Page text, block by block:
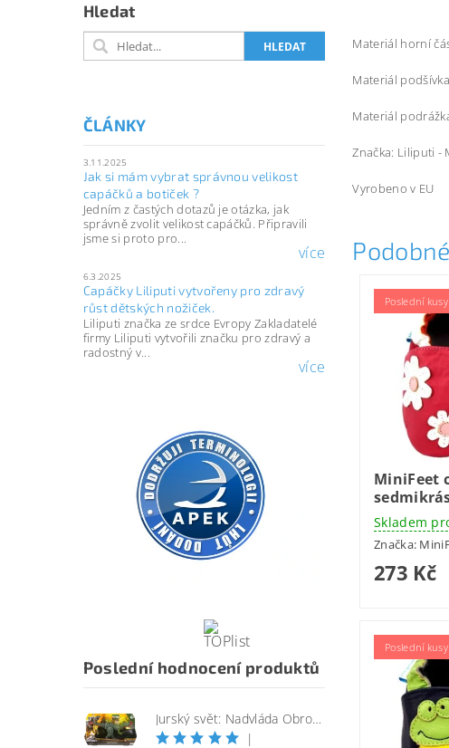
Hledat
ČLÁNKY
3.11.2025
Jak si mám vybrat správnou velikost
capáčků a botiček ?
Jedním z častých dotazů je otázka, jak
správně zvolit velikost capáčků. Připravili
jsme si proto pro...
více
6.3.2025
Capáčky Liliputi vytvořeny pro zdravý
růst dětských nožiček.
Liliputi značka ze srdce Evropy Zakladatelé
firmy Liliputi vytvořili značku pro zdravý a
radostný v...
více
Poslední hodnocení produktů
Jurský svět: Nadvláda Obrovský útočící SINOTYRANNUS
|
Materiál horní
Materiál
Materiál
Značka: Liliputi -
Vyrobeno v EU
Poslední kusy
MiniFeet
Skladem
Značka:
273 Kč
Poslední kusy